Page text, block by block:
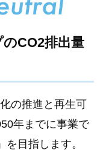
CO2排出量
の推進と再生可
年までに事業で
目指します。